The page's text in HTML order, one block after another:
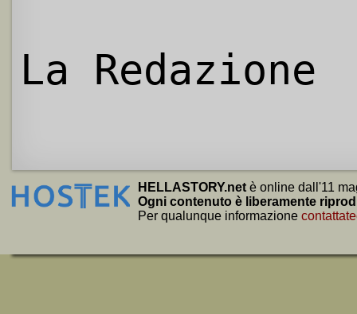
La Redazione
HELLASTORY.net è online dall'11
Ogni contenuto è liberamente
Per qualunque informazione